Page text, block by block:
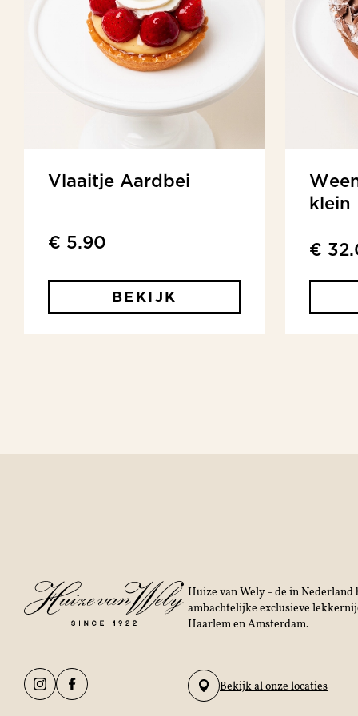
Vlaaitje Aardbei
€ 5.90
BEKIJK
klein
€
Huize van Wely - de in
ambachtelijke exclusieve
Haarlem en Amsterdam.
Bekijk al onze locaties